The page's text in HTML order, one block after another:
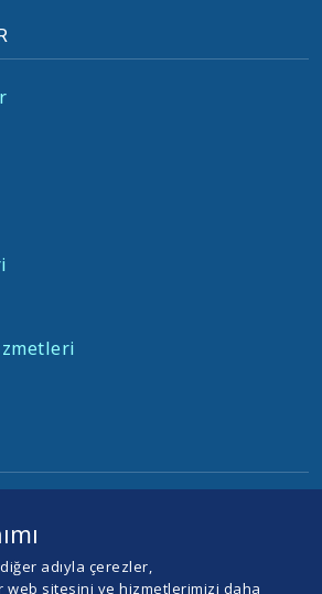
adıyla çerezler,
web sitesini ve hizmetlerimizi daha